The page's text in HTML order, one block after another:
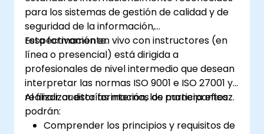
para los sistemas de gestión de calidad y de
seguridad de la información,
respectivamente.
Esta formación en vivo con instructores (en
línea o presencial) está dirigida a
profesionales de nivel intermedio que desean
interpretar las normas ISO 9001 e ISO 27001 y
realizar auditorías internas de manera eficaz.
Al finalizar esta formación, los participantes
podrán:
Comprender los principios y requisitos de